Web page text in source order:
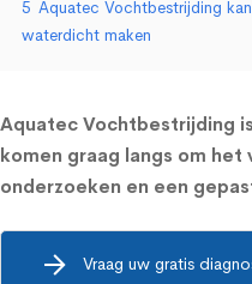
5 Aquatec Vochtbestrijding
waterdicht maken
Aquatec Vochtbestrijding
komen graag langs om
onderzoeken en een
Vraag uw gratis